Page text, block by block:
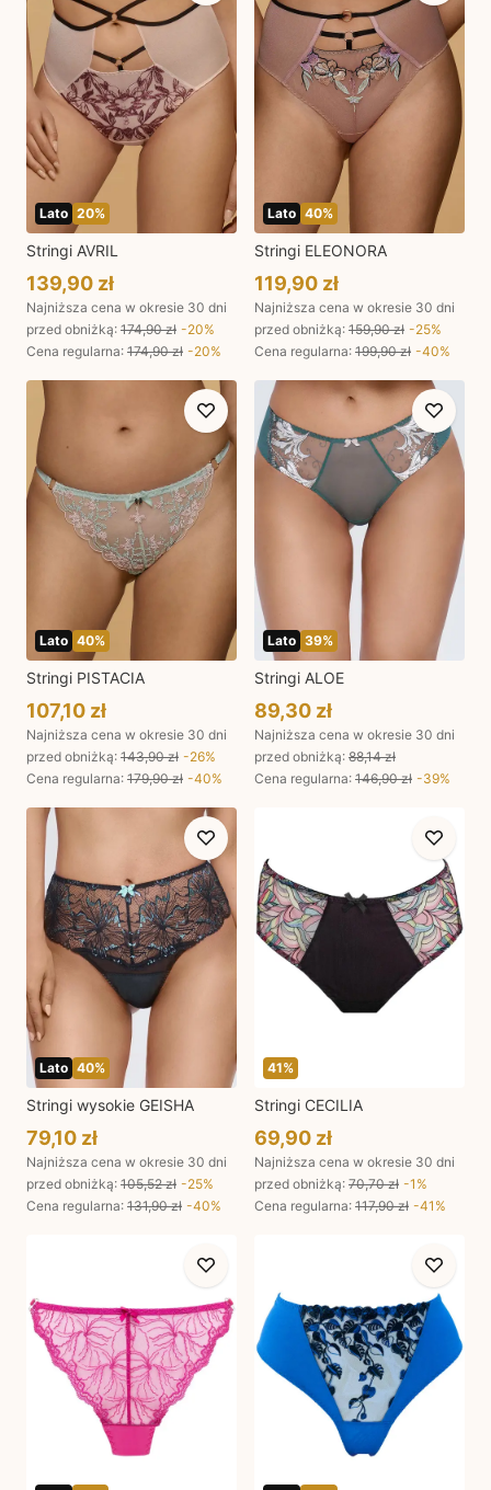
Lato 20%
Stringi AVRIL
139,90 zł
Najniższa cena w okresie 30 dni
przed obniżką: 174,90 zł -20%
Cena regularna: 174,90 zł -20%
Lato 40%
Stringi ELEONORA
119,90 zł
Najniższa cena w okresie 30 dni
przed obniżką: 159,90 zł -25%
Cena regularna: 199,90 zł -40%
Lato 40%
Stringi PISTACIA
107,10 zł
Najniższa cena w okresie 30 dni
przed obniżką: 143,90 zł -26%
Cena regularna: 179,90 zł -40%
Lato 39%
Stringi ALOE
89,30 zł
Najniższa cena w okresie 30 dni
przed obniżką: 88,14 zł
Cena regularna: 146,90 zł -39%
Lato 40%
Stringi wysokie GEISHA
79,10 zł
Najniższa cena w okresie 30 dni
przed obniżką: 105,52 zł -25%
Cena regularna: 131,90 zł -40%
41%
Stringi CECILIA
69,90 zł
Najniższa cena w okresie 30 dni
przed obniżką: 70,70 zł -1 %
Cena regularna: 117,90 zł -41 %